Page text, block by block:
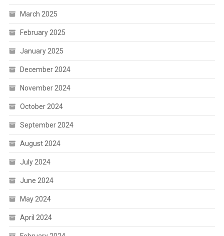
March 2025
February 2025
January 2025
December 2024
November 2024
October 2024
September 2024
August 2024
July 2024
June 2024
May 2024
April 2024